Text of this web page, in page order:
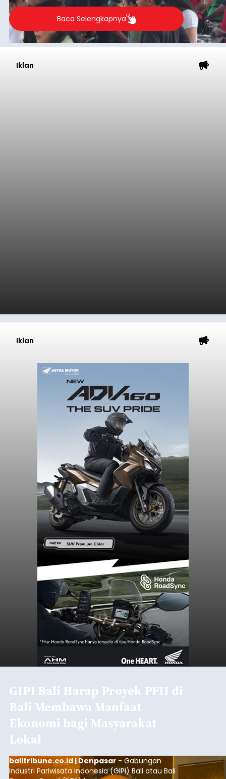
Baca Selengkapnya
Iklan
Iklan
GIPI Bali Harap Proyek PFII di
Bali Membawa Manfaat
Ekonomi bagi Masyarakat
Lokal
balitribune.co.id | Denpasar - Gabungan
Industri Pariwisata Indonesia (GIPI) Bali atau Bali